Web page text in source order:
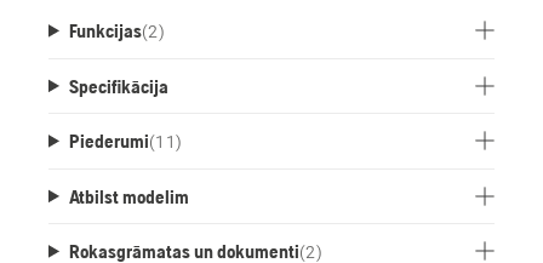
Funkcijas(2)
Specifikācija
Piederumi(11)
Atbilst modelim
Rokasgrāmatas un dokumenti(2)